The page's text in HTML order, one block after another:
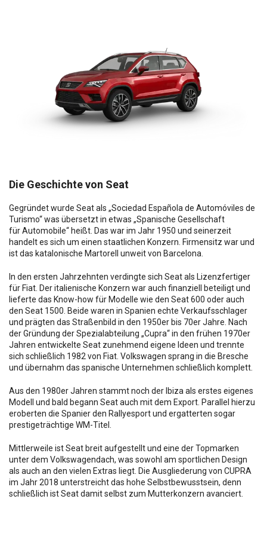
Die Geschichte von Seat
Gegründet wurde Seat als „Sociedad Española de Automóviles de
Turismo“ was übersetzt in etwas „Spanische Gesellschaft
für Automobile“ heißt. Das war im Jahr 1950 und seinerzeit
handelt es sich um einen staatlichen Konzern. Firmensitz war und
ist das katalonische Martorell unweit von Barcelona.
In den ersten Jahrzehnten verdingte sich Seat als Lizenzfertiger
für Fiat. Der italienische Konzern war auch finanziell beteiligt und
lieferte das Know-how für Modelle wie den Seat 600 oder auch
den Seat 1500. Beide waren in Spanien echte Verkaufsschlager
und prägten das Straßenbild in den 1950er bis 70er Jahre. Nach
der Gründung der Spezialabteilung „Cupra“ in den frühen 1970er
Jahren entwickelte Seat zunehmend eigene Ideen und trennte
sich schließlich 1982 von Fiat. Volkswagen sprang in die Bresche
und übernahm das spanische Unternehmen schließlich komplett.
Aus den 1980er Jahren stammt noch der Ibiza als erstes eigenes
Modell und bald begann Seat auch mit dem Export. Parallel hierzu
eroberten die Spanier den Rallyesport und ergatterten sogar
prestigeträchtige WM-Titel.
Mittlerweile ist Seat breit aufgestellt und eine der Topmarken
unter dem Volkswagendach, was sowohl am sportlichen Design
als auch an den vielen Extras liegt. Die Ausgliederung von CUPRA
im Jahr 2018 unterstreicht das hohe Selbstbewusstsein, denn
schließlich ist Seat damit selbst zum Mutterkonzern avanciert.